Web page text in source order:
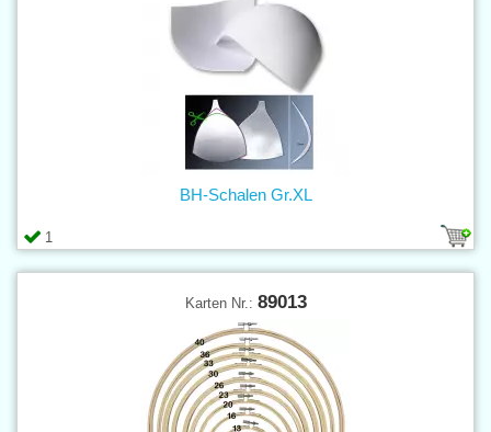
1
BH-Schalen Gr.XL
Karten Nr.: 89013